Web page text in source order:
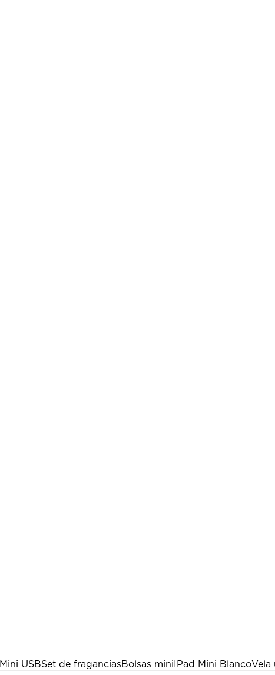
Mini USBSet de fraganciasBolsas mini IPad Mini BlancoVela